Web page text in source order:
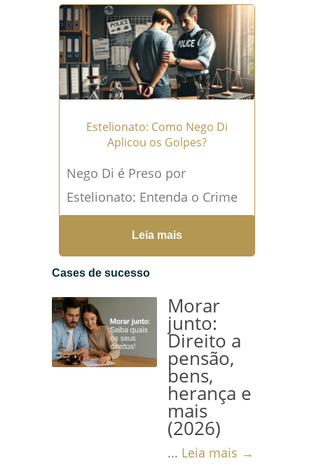
transações online também
trouxe novos desafios,
especialmente no que diz
respeito à segurança digital. A
facilidade de...Leia mais →
Estelionato: Como Nego Di
Aplicou os Golpes?
Nego Di é Preso por
Estelionato: Entenda o Crime
e Suas Implicações Legais Na
Leia mais →
Leia mais
Cases de sucesso
Morar
junto:
Direito a
pensão,
bens,
herança e
mais
(2026)
... Leia mais →